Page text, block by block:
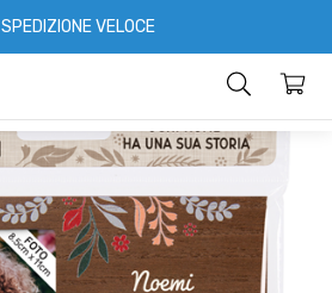
SPEDIZIONE VELOCE
Cornici per bambini
Account Contatti Informazioni